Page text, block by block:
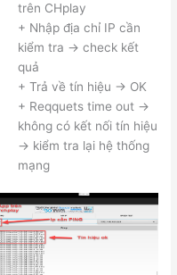
trên CHplay
+ Nhập địa chỉ IP cần
kiểm tra -> check kết
quả
+ Trả về tín hiệu -> OK
+ Reqquets time out ->
không có kết nối tín hiệu
-> kiểm tra lại hệ thống
mạng